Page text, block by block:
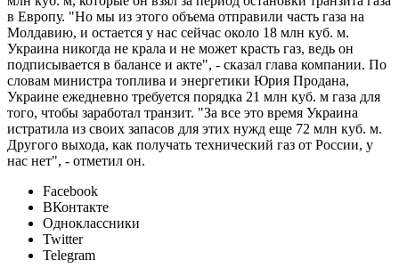
в Европу. "Но мы из этого объема отправили часть газа на
Молдавию, и остается у нас сейчас около 18 млн куб. м.
Украина никогда не крала и не может красть газ, ведь он
подписывается в балансе и акте", - сказал глава компании. По
словам министра топлива и энергетики Юрия Продана,
Украине ежедневно требуется порядка 21 млн куб. м газа для
того, чтобы заработал транзит. "За все это время Украина
истратила из своих запасов для этих нужд еще 72 млн куб. м.
Другого выхода, как получать технический газ от России, у
нас нет", - отметил он.
Facebook
ВКонтакте
Одноклассники
Twitter
Telegram